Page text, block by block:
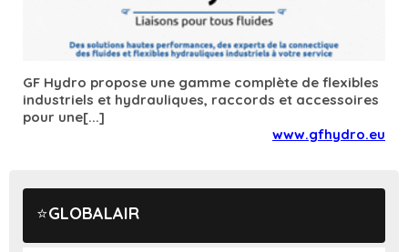
GF Hydro propose une gamme complète de flexibles
industriels et hydrauliques, raccords et accessoires
pour une[...]
www.gfhydro.eu
GLOBALAIR